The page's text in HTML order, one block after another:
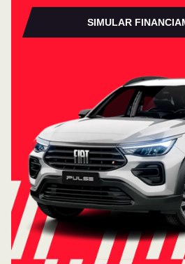
SIMULAR